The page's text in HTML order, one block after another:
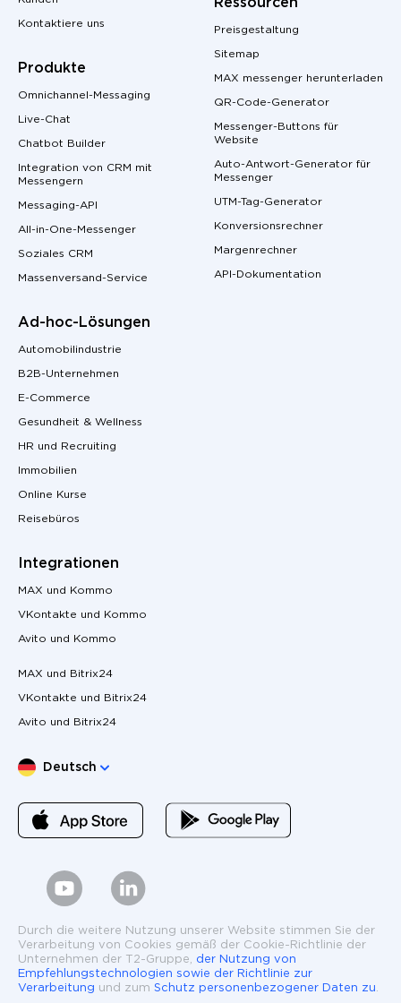
Kontaktiere uns
Produkte
Omnichannel-Messaging
Live-Chat
Chatbot Builder
Integration von CRM mit
Messengern
Messaging-API
All-in-One-Messenger
Soziales CRM
Massenversand-Service
Ad-hoc-Lösungen
Automobilindustrie
B2B-Unternehmen
E-Commerce
Gesundheit & Wellness
HR und Recruiting
Immobilien
Online Kurse
Reisebüros
Integrationen
MAX und Kommo
VKontakte und Kommo
Avito und Kommo
MAX und Bitrix24
VKontakte und Bitrix24
Avito und Bitrix24
Ressourcen
Preisgestaltung
Sitemap
MAX messenger herunterladen
QR-Code-Generator
Messenger-Buttons für
Website
Auto-Antwort-Generator für
Messenger
UTM-Tag-Generator
Konversionsrechner
Margenrechner
API-Dokumentation
Sprache wählen
Deutsch
Durch die weitere Nutzung unserer Website stimmen Sie der
Verarbeitung von Cookies gemäß der Cookie-Richtlinie der
Unternehmen der T2-Gruppe, der Nutzung von
Empfehlungstechnologien sowie der Richtlinie zur
Verarbeitung und zum Schutz personenbezogener Daten zu